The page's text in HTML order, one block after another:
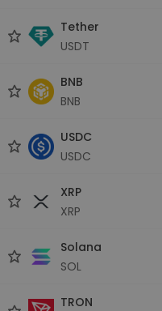
Tether
USDT
BNB
BNB
USDC
USDC
XRP
XRP
Solana
SOL
TRON